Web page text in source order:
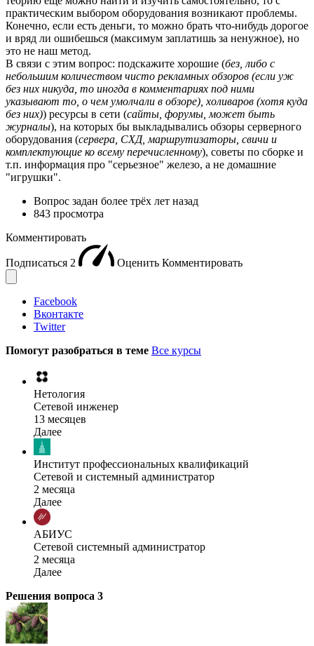
практическим выбором оборудования возникают проблемы.
Конечно, если есть деньги, то можно брать что-нибудь дорогое
и вряд ли ошибешься (максимум заплатишь за ненужное), но
это не наш метод.
В связи с этим вопрос: подскажите хорошие (без, либо с
небольшим количеством чисто рекламных обзоров (если уж
без них никуда, то иногда в комментариях под ними
указывают то, о чем умолчали в обзоре), холиваров (хотя куда
без них)) ресурсы в сети (сайты, форумы, может быть
журналы), на которых бы выкладывались обзоры серверного
оборудования (сервера, СХД, маршрутизаторы, свичи и
комплектующие ко всему перечисленному), советы по сборке и
т.п. информация про "серьезное" железо, а не домашние
"игрушки".
Вопрос задан более трёх лет назад
843 просмотра
Комментировать
Подписаться 2 Оценить Комментировать
Facebook
Вконтакте
Twitter
Помогут разобраться в теме Все курсы
Нетология
Сетевой инженер
13 месяцев
Далее
Институт профессиональных квалификаций
Сетевой и системный администратор
2 месяца
Далее
АБИУС
Сетевой системный администратор
2 месяца
Далее
Решения вопроса 3